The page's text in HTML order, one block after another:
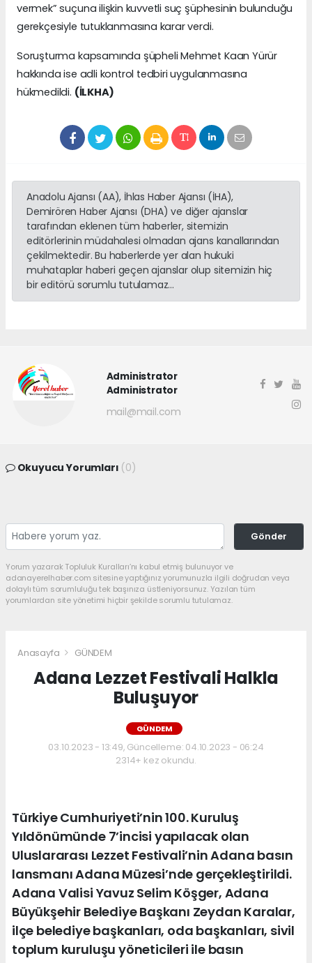
vermek” suçuna ilişkin kuvvetli suç şüphesinin bulunduğu
gerekçesiyle tutuklanmasına karar verdi.
Soruşturma kapsamında şüpheli Mehmet Kaan Yürür
hakkında ise adli kontrol tedbiri uygulanmasına
hükmedildi. (İLKHA)
Anadolu Ajansı (AA), İhlas Haber Ajansı (İHA),
Demirören Haber Ajansı (DHA) ve diğer ajanslar
tarafından eklenen tüm haberler, sitemizin
editörlerinin müdahalesi olmadan ajans kanallarından
çekilmektedir. Bu haberlerde yer alan hukuki
muhataplar haberi geçen ajanslar olup sitemizin hiç
bir editörü sorumlu tutulamaz...
Administrator
Administrator
mail@mail.com
Okuyucu Yorumları (0)
Gönder
Yorum yazarak Topluluk Kuralları’nı kabul etmiş bulunuyor ve
adanayerelhaber.com sitesine yaptığınız yorumunuzla ilgili doğrudan veya
dolaylı tüm sorumluluğu tek başınıza üstleniyorsunuz. Yazılan tüm
yorumlardan site yönetimi hiçbir şekilde sorumlu tutulamaz.
Anasayfa GÜNDEM
Adana Lezzet Festivali Halkla
Buluşuyor
GÜNDEM
03.10.2023 - 13:49, Güncelleme: 04.10.2023 - 06:24
2314+ kez okundu.
Türkiye Cumhuriyeti’nin 100. Kuruluş
Yıldönümünde 7’incisi yapılacak olan
Uluslararası Lezzet Festivali’nin Adana basın
lansmanı Adana Müzesi’nde gerçekleştirildi.
Adana Valisi Yavuz Selim Köşger, Adana
Büyükşehir Belediye Başkanı Zeydan Karalar,
ilçe belediye başkanları, oda başkanları, sivil
toplum kuruluşu yöneticileri ile basın